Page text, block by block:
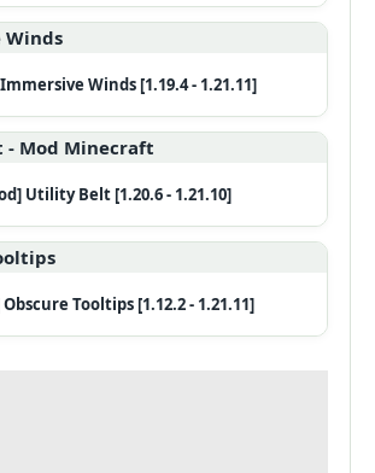
Winds [1.19.4 - 1.21.11]
Utility Belt [1.20.6 - 1.21.10]
Tooltips [1.12.2 - 1.21.11]